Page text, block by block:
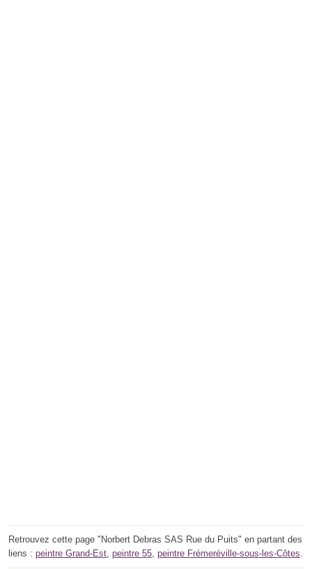
Retrouvez cette page "Norbert Debras SAS Rue du Puits" en partant des
liens : peintre Grand-Est, peintre 55, peintre Frémeréville-sous-les-Côtes.